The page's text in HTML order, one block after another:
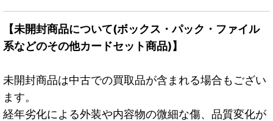
【未開封商品について(ボックス・パック・ファイル
系などのその他カードセット商品)】
未開封商品は中古での買取品が含まれる場合もござい
ます。
経年劣化による外装や内容物の微細な傷、品質変化が